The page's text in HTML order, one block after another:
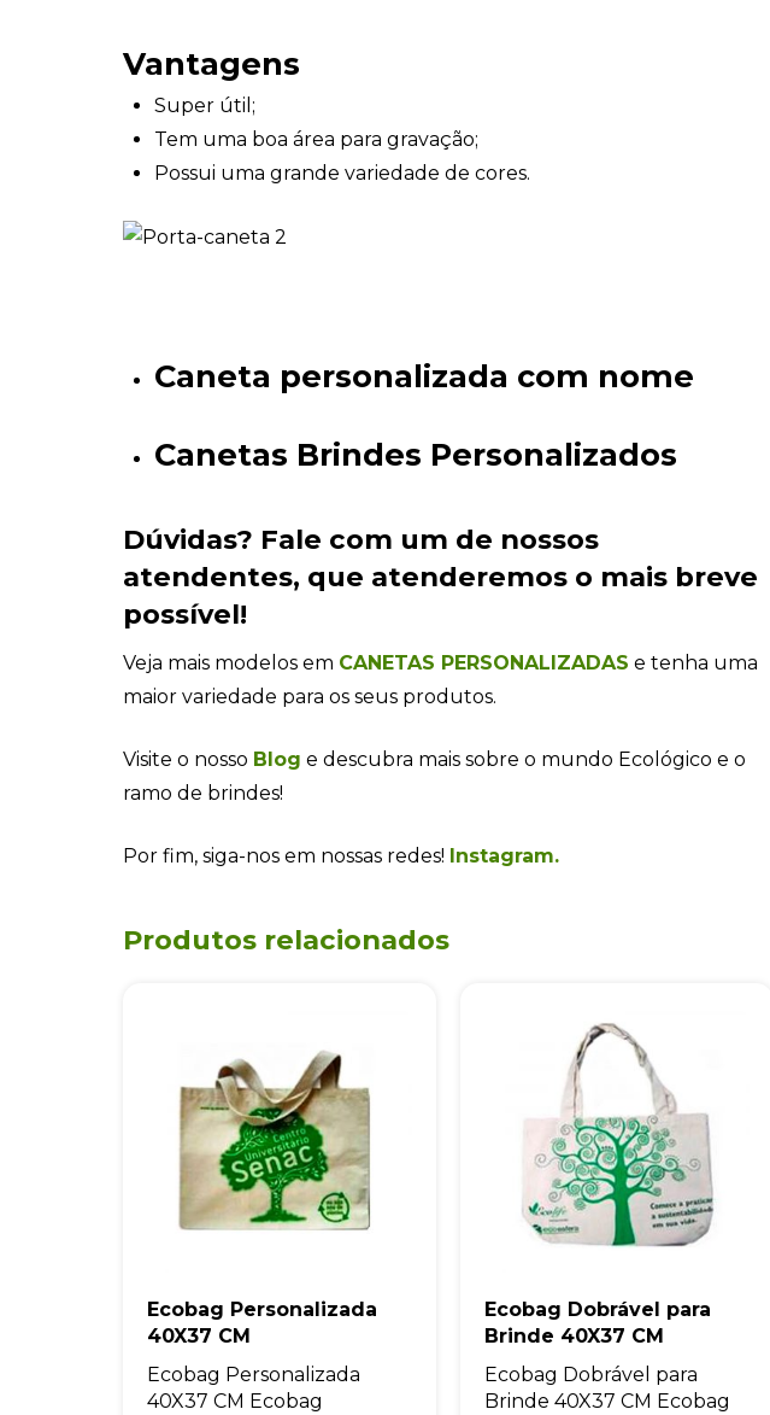
Vantagens
Super útil;
Tem uma boa área para gravação;
Possui uma grande variedade de cores.
Caneta personalizada com nome
Canetas Brindes Personalizados
Dúvidas? Fale com um de nossos
atendentes, que atenderemos o mais breve
possível!
Veja mais modelos em CANETAS PERSONALIZADAS e tenha uma
maior variedade para os seus produtos.
Visite o nosso Blog e descubra mais sobre o mundo Ecológico e o
ramo de brindes!
Por fim, siga-nos em nossas redes! Instagram.
Produtos relacionados
Ecobag Personalizada
40X37 CM
Ecobag Personalizada
40X37 CM Ecobag
Ecobag Dobrável para
Brinde 40X37 CM
Ecobag Dobrável para
Brinde 40X37 CM Ecobag
Eu concordo em
A nossa empresa está
privacidade, utilizaremos
marketing. Você pode
momento.